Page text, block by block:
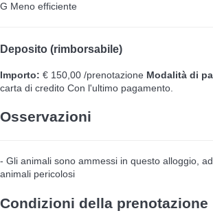
G Meno efficiente
Deposito (rimborsabile)
Importo: € 150,00 /prenotazione Modalità di
carta di credito Con l'ultimo pagamento.
Osservazioni
- Gli animali sono ammessi in questo alloggio,
animali pericolosi
Condizioni della prenotazione